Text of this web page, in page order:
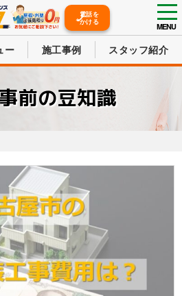
MENU
電話を
かける
ー 施工事例 スタッフ紹介
前の豆知識